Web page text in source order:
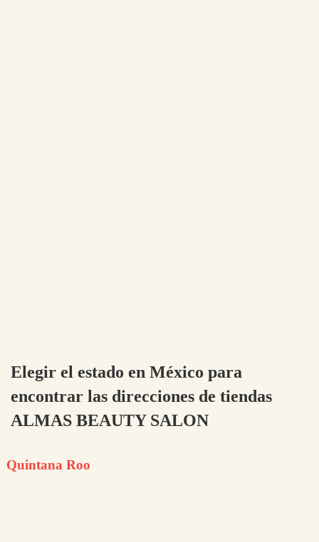
Elegir el estado en México para
encontrar las direcciones de tiendas
ALMAS BEAUTY SALON
Quintana Roo